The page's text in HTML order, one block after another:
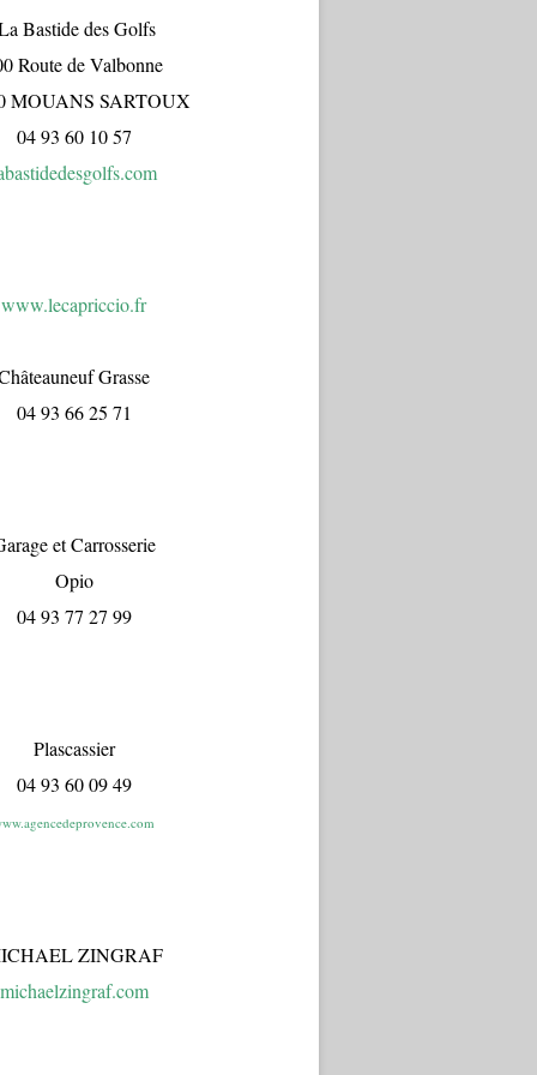
Bastide des Golfs
Route de Valbonne
MOUANS SARTOUX
04 93 60 10 57
www.lecapriccio.fr
Grasse
04 93 66 25 71
et Carrosserie
Opio
04 93 77 27 99
Plascassier
04 93 60 09 49
ZINGRAF
michaelzingraf.com